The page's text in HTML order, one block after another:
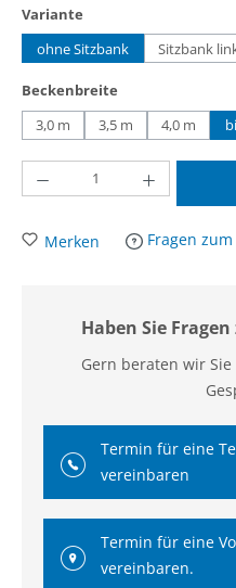
Variante
ohne Sitzbank
Sitzbank
Beckenbreite
3,0 m(Diese Option ist zurzeit nicht
3,5 m(Diese Option ist
4,0 m(Diese
Produkt Anzahl: Gib den
Merken Fragen
Haben Sie
Gern beraten wir
Termin für eine
vereinbaren
Termin für eine
vereinbaren.